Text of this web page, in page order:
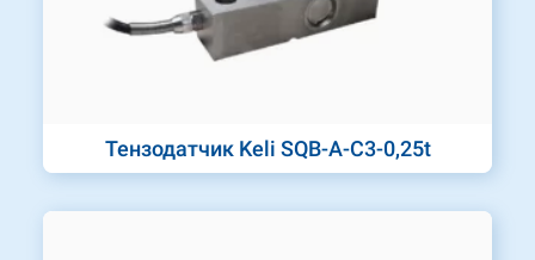
Тензодатчик Keli SQB-A-C3-0,25t